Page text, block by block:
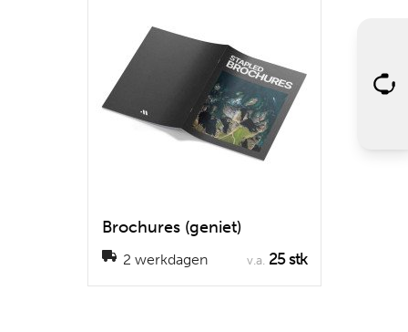
Brochures (geniet)
2 werkdagen v.a. 25 stk